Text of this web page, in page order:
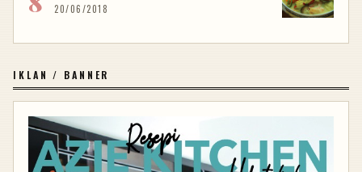
20/06/2018
IKLAN / BANNER